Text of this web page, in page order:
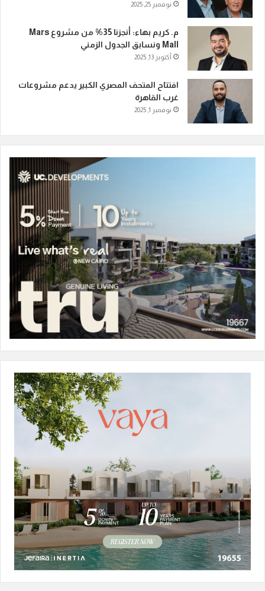
نوفمبر 25, 2025
م. كريم بهاء: أنجزنا 35% من مشروع Mars
Mall ونسابق الجدول الزمني
أكتوبر 13, 2025
افتتاح المتحف المصري الكبير يدعم مشروعات
غرب القاهرة
نوفمبر 1, 2025